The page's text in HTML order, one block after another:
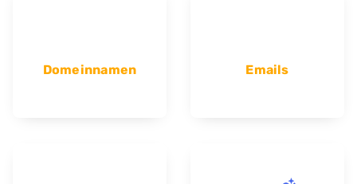
Domeinnamen Emails